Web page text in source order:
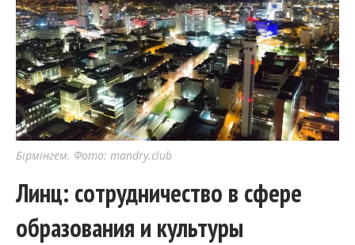
Бірмінгем. Фото: mandry.club
Линц: сотрудничество в сфере
образования и культуры